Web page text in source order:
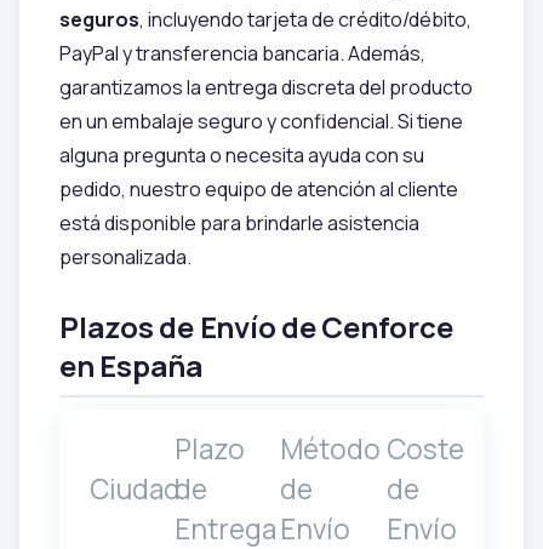
seguros, incluyendo tarjeta de crédito/débito,
PayPal y transferencia bancaria. Además,
garantizamos la entrega discreta del producto
en un embalaje seguro y confidencial. Si tiene
alguna pregunta o necesita ayuda con su
pedido, nuestro equipo de atención al cliente
está disponible para brindarle asistencia
personalizada.
Plazos de Envío de Cenforce
en España
Ciudad
Plazo
de
Entrega
Método
de
Envío
Coste
de
Envío